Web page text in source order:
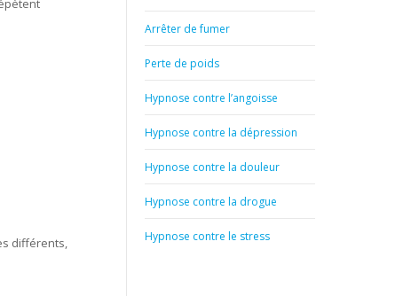
différents,
Arrêter de fumer
Perte de poids
Hypnose contre l’angoisse
Hypnose contre la dépression
Hypnose contre la douleur
Hypnose contre la drogue
Hypnose contre le stress